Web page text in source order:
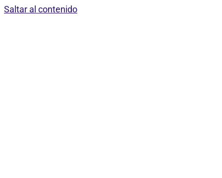
Saltar al contenido